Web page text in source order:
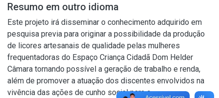
Resumo em outro idioma
Este projeto irá disseminar o conhecimento adquirido em
pesquisa previa para originar a possibilidade da produção
de licores artesanais de qualidade pelas mulheres
frequentadoras do Espaço Criança Cidadã Dom Helder
Câmara tornando possível a geração de trabalho e renda,
além de promover a atuação dos discentes envolvidos na
vivência das ações de cunho social para o